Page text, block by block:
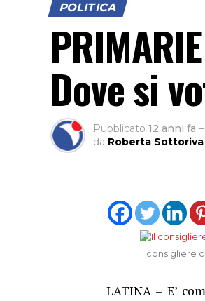
POLITICA
Dove si
Pubblicato 12 anni fa –
da Roberta Sottoriva
Il consigliere
LATINA – E’